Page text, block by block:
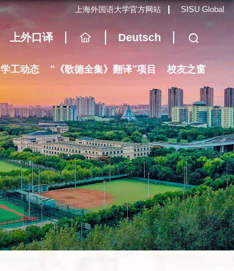
上海外国语大学官方网站 SISU Global
上外口译 Deutsch
学工动态 “《歌德全集》翻译”项目 校友之窗